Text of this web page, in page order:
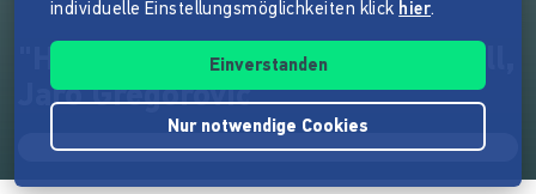
"HEAVEN & HELL" Susanne Hell,
Jaro Gregorovic
individuelle Einstellungsmöglichkeiten klick hier.
Einverstanden
Nur notwendige Cookies